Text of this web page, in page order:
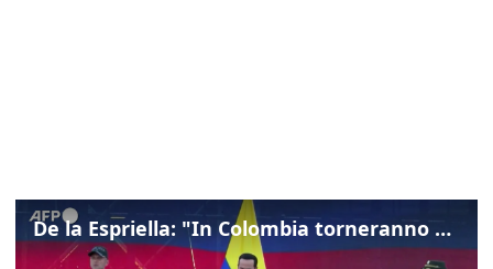
De la Espriella: "In Colombia torneranno ordine, autorità e libertà"